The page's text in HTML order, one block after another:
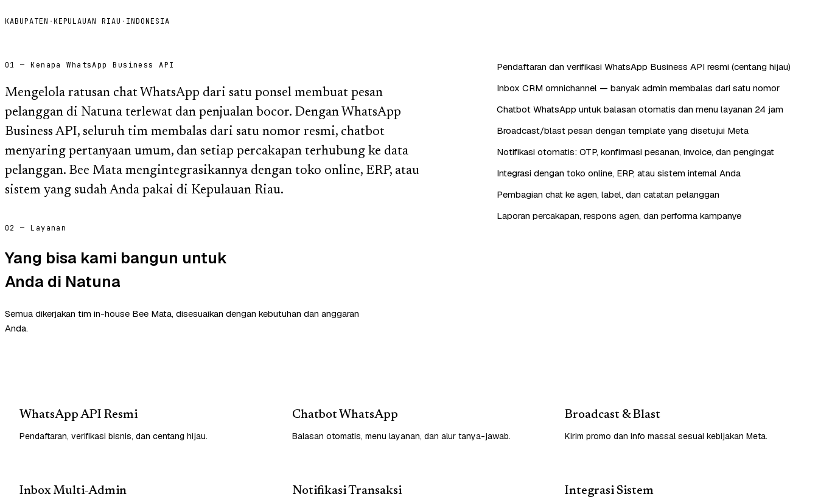
KABUPATEN ·KEPULAUAN RIAU · INDONESIA
01 — Kenapa WhatsApp Business API
Mengelola ratusan chat WhatsApp dari satu ponsel membuat pesan
pelanggan di Natuna terlewat dan penjualan bocor. Dengan WhatsApp
Business API, seluruh tim membalas dari satu nomor resmi, chatbot
menyaring pertanyaan umum, dan setiap percakapan terhubung ke data
pelanggan. Bee Mata mengintegrasikannya dengan toko online, ERP, atau
sistem yang sudah Anda pakai di Kepulauan Riau.
Pendaftaran dan verifikasi WhatsApp Business API resmi (centang hijau)
Inbox CRM omnichannel — banyak admin membalas dari satu nomor
Chatbot WhatsApp untuk balasan otomatis dan menu layanan 24 jam
Broadcast/blast pesan dengan template yang disetujui Meta
Notifikasi otomatis: OTP, konfirmasi pesanan, invoice, dan pengingat
Integrasi dengan toko online, ERP, atau sistem internal Anda
Pembagian chat ke agen, label, dan catatan pelanggan
Laporan percakapan, respons agen, dan performa kampanye
02 — Layanan
Yang bisa kami bangun untuk
Anda di Natuna
Semua dikerjakan tim in-house Bee Mata, disesuaikan dengan kebutuhan dan anggaran
Anda.
WhatsApp API Resmi
Pendaftaran, verifikasi bisnis, dan centang hijau.
Chatbot WhatsApp
Balasan otomatis, menu layanan, dan alur tanya-jawab.
Broadcast & Blast
Kirim promo dan info massal sesuai kebijakan Meta.
Inbox Multi-Admin Notifikasi Transaksi Integrasi Sistem